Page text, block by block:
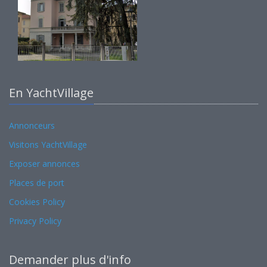
En YachtVillage
Annonceurs
Visitons YachtVillage
Exposer annonces
Places de port
Cookies Policy
Privacy Policy
Demander plus d'info